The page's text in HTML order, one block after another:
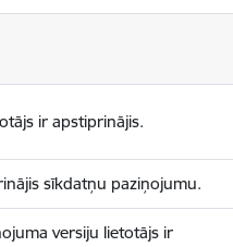
ir apstiprinājis.
sīkdatņu paziņojumu.
versiju lietotājs ir